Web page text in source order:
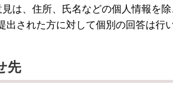
は、住所、氏名などの個人情報を
された方に対して個別の回答は行
先